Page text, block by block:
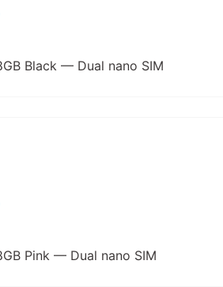
Black — Dual nano SIM
Pink — Dual nano SIM